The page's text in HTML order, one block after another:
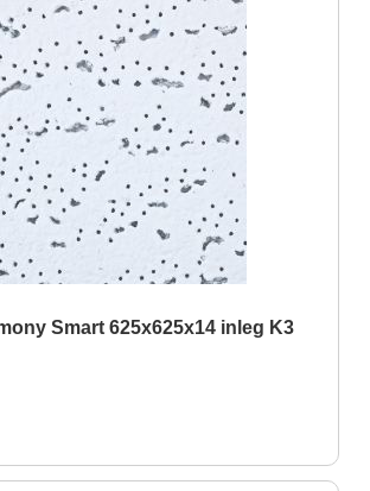
Smart 625x625x14 inleg K3